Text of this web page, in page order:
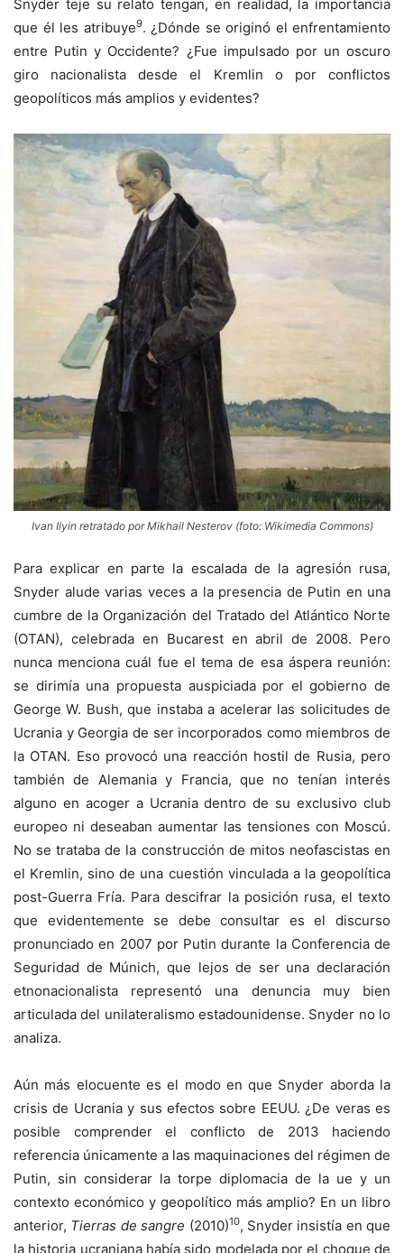
Snyder teje su relato tengan, en realidad, la importancia
que él les atribuye9. ¿Dónde se originó el enfrentamiento
entre Putin y Occidente? ¿Fue impulsado por un oscuro
giro nacionalista desde el Kremlin o por conflictos
geopolíticos más amplios y evidentes?
Ivan Ilyin retratado por Mikhail Nesterov (foto: Wikimedia Commons)
Para explicar en parte la escalada de la agresión rusa,
Snyder alude varias veces a la presencia de Putin en una
cumbre de la Organización del Tratado del Atlántico Norte
(OTAN), celebrada en Bucarest en abril de 2008. Pero
nunca menciona cuál fue el tema de esa áspera reunión:
se dirimía una propuesta auspiciada por el gobierno de
George W. Bush, que instaba a acelerar las solicitudes de
Ucrania y Georgia de ser incorporados como miembros de
la OTAN. Eso provocó una reacción hostil de Rusia, pero
también de Alemania y Francia, que no tenían interés
alguno en acoger a Ucrania dentro de su exclusivo club
europeo ni deseaban aumentar las tensiones con Moscú.
No se trataba de la construcción de mitos neofascistas en
el Kremlin, sino de una cuestión vinculada a la geopolítica
post-Guerra Fría. Para descifrar la posición rusa, el texto
que evidentemente se debe consultar es el discurso
pronunciado en 2007 por Putin durante la Conferencia de
Seguridad de Múnich, que lejos de ser una declaración
etnonacionalista representó una denuncia muy bien
articulada del unilateralismo estadounidense. Snyder no lo
analiza.
Aún más elocuente es el modo en que Snyder aborda la
crisis de Ucrania y sus efectos sobre EEUU. ¿De veras es
posible comprender el conflicto de 2013 haciendo
referencia únicamente a las maquinaciones del régimen de
Putin, sin considerar la torpe diplomacia de la ue y un
contexto económico y geopolítico más amplio? En un libro
anterior, Tierras de sangre (2010)10, Snyder insistía en que
la historia ucraniana había sido modelada por el choque de